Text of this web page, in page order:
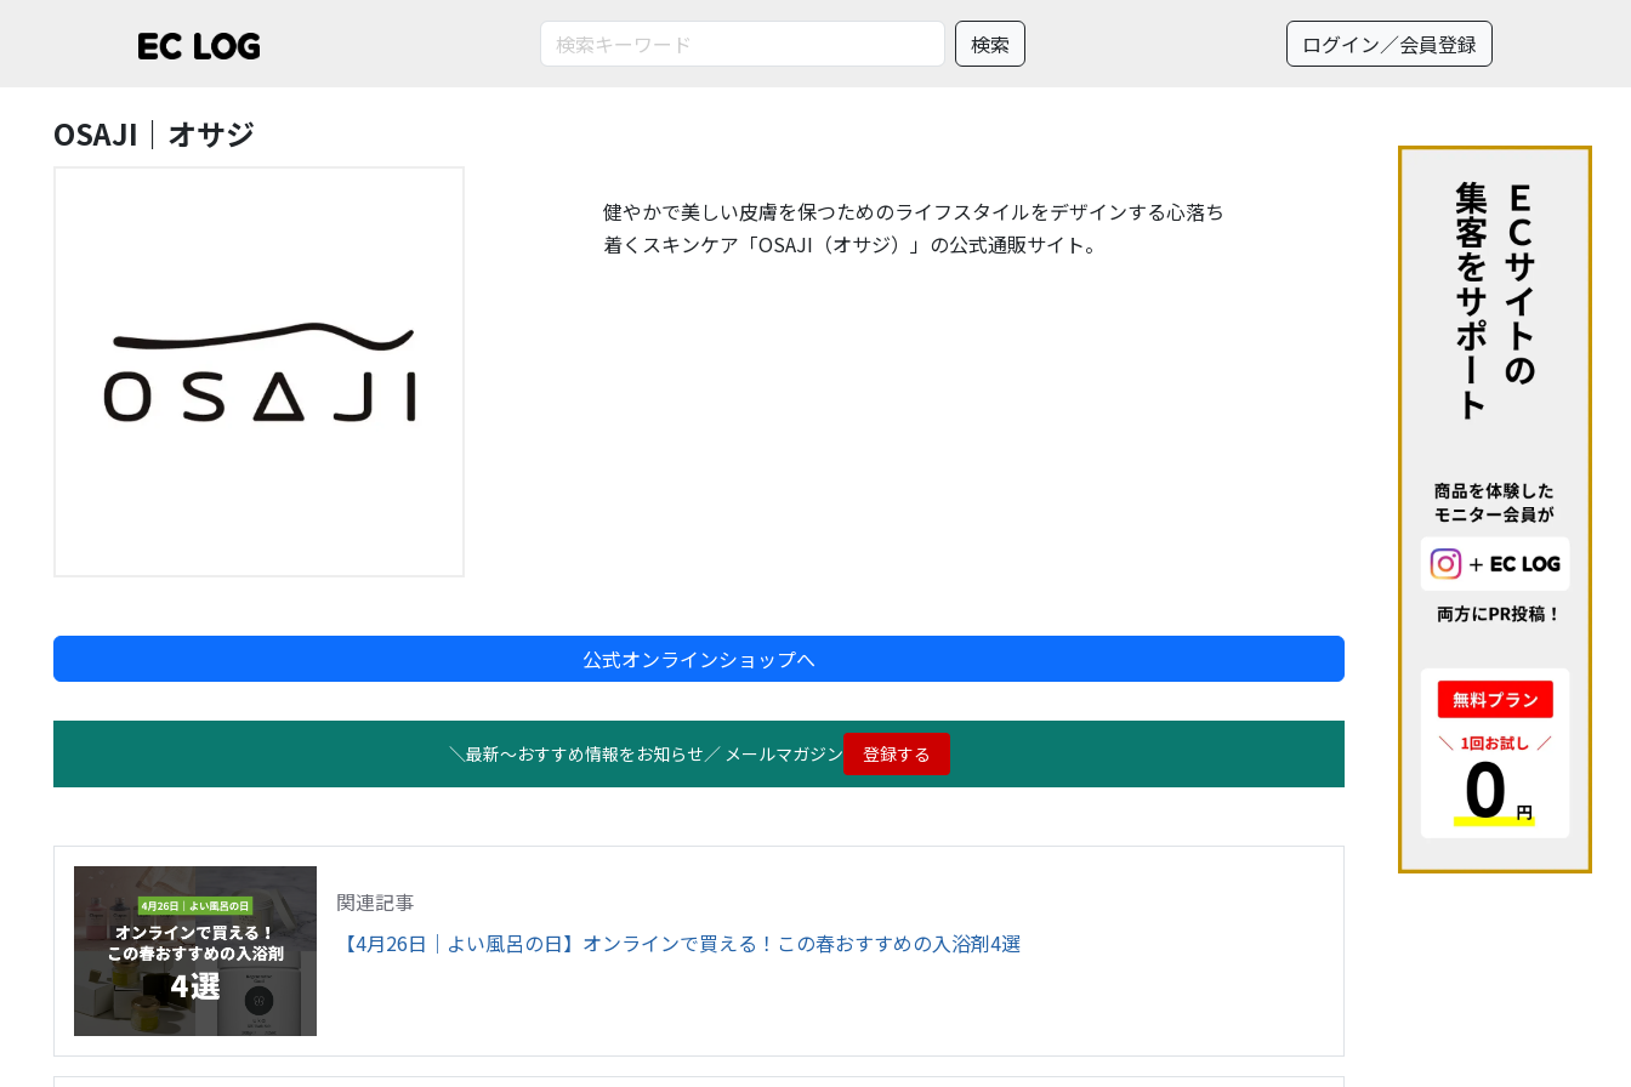
ログイン／会員登録
OSAJI｜オサジ
健やかで美しい皮膚を保つためのライフスタイルをデザインする心落ち
着くスキンケア「OSAJI（オサジ）」の公式通販サイト。
公式オンラインショップへ
＼最新〜おすすめ情報をお知らせ／ メールマガジン 登録する
関連記事
【4月26日｜よい風呂の日】オンラインで買える！この春おすすめの入浴剤4選